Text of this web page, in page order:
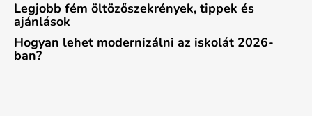
Legjobb fém öltözőszekrények, tippek és
ajánlások
Hogyan lehet modernizálni az iskolát 2026-
ban?